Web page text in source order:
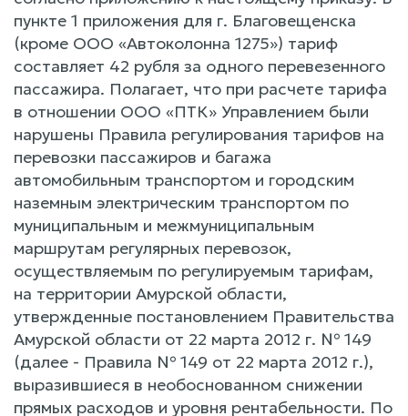
пункте 1 приложения для г. Благовещенска
(кроме ООО «Автоколонна 1275») тариф
составляет 42 рубля за одного перевезенного
пассажира. Полагает, что при расчете тарифа
в отношении ООО «ПТК» Управлением были
нарушены Правила регулирования тарифов на
перевозки пассажиров и багажа
автомобильным транспортом и городским
наземным электрическим транспортом по
муниципальным и межмуниципальным
маршрутам регулярных перевозок,
осуществляемым по регулируемым тарифам,
на территории Амурской области,
утвержденные постановлением Правительства
Амурской области от 22 марта 2012 г. № 149
(далее - Правила № 149 от 22 марта 2012 г.),
выразившиеся в необоснованном снижении
прямых расходов и уровня рентабельности. По